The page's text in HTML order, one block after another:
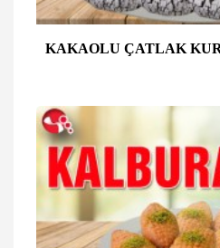
KAKAOLU ÇATLAK